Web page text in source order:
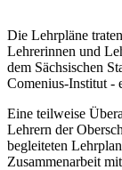
Die Lehrpläne
Lehrerinnen und
dem Sächsischen
Comenius-Institut -
Eine teilweise
Lehrern der
begleiteten
Zusammenarbeit